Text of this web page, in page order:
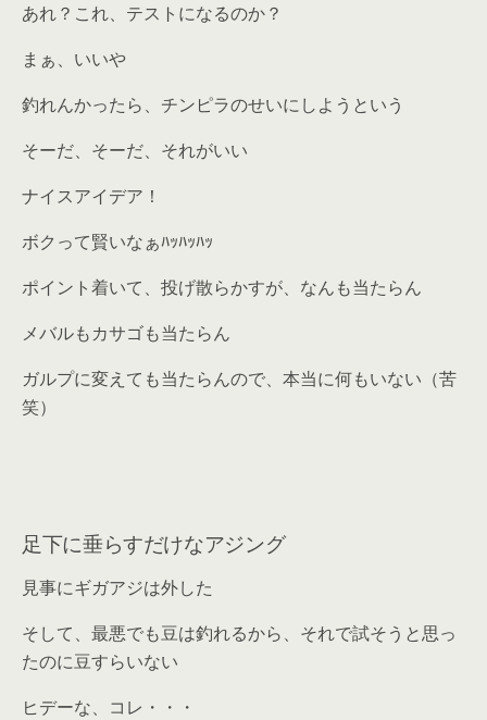
あれ？これ、テストになるのか？
まぁ、いいや
釣れんかったら、チンピラのせいにしようという
そーだ、そーだ、それがいい
ナイスアイデア！
ボクって賢いなぁﾊｯﾊｯﾊｯ
ポイント着いて、投げ散らかすが、なんも当たらん
メバルもカサゴも当たらん
ガルプに変えても当たらんので、本当に何もいない（苦
笑）
足下に垂らすだけなアジング
見事にギガアジは外した
そして、最悪でも豆は釣れるから、それで試そうと思っ
たのに豆すらいない
ヒデーな、コレ・・・